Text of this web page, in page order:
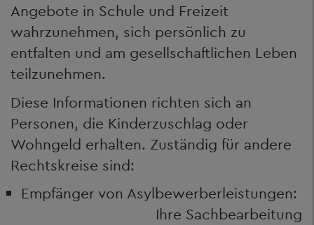
Angebote in Schule und Freizeit
wahrzunehmen, sich persönlich zu
entfalten und am gesellschaftlichen Leben
teilzunehmen.
Diese Informationen richten sich an
Personen, die Kinderzuschlag oder
Wohngeld erhalten. Zuständig für andere
Rechtskreise sind:
Empfänger von Asylbewerberleistungen:
Ihre Sachbearbeitung